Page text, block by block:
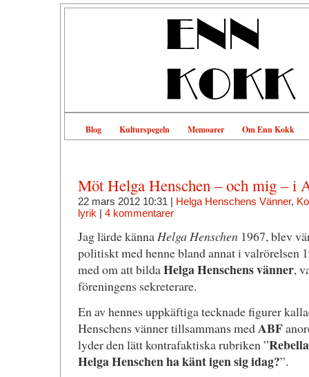
Blog Kulturspegeln Memoarer Om Enn Kokk
Möt Helga Henschen – och mig – i
22 mars 2012 10:31 | Helga Henschens Vänner,
lyrik | 4 kommentarer
Jag lärde kännaHelga Henschen1967, blev
politiskt med henne bland annat i valrörelsen
med om att bildaHelga Henschens vänner,
föreningens sekreterare.
En av hennes uppkäftiga tecknade figurer
Henschens vänner tillsammans medABF
lyder den lätt kontrafaktiska rubriken ”
Helga Henschen ha känt igen sig idag?”.